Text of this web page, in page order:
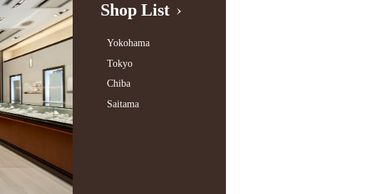
Shop List
Yokohama
Tokyo
Chiba
Saitama